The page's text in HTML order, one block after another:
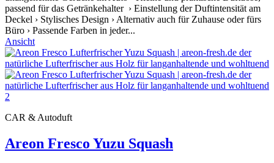
passend für das Getränkehalter › Einstellung der Duftintensität am
Deckel › Stylisches Design › Alternativ auch für Zuhause oder fürs
Büro › Passende Farben in jeder...
Ansicht
CAR & Autoduft
Areon Fresco Yuzu Squash